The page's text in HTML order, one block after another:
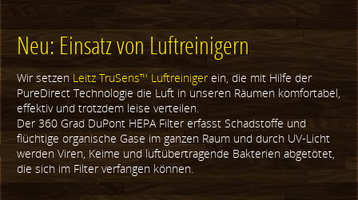
Neu: Einsatz von Luftreinigern
Wir setzen Leitz TruSens™ Luftreinigerein, die mit Hilfe der
PureDirect Technologie die Luft in unseren Räumen komfortabel,
effektiv und trotzdem leise verteilen.
Der 360 Grad DuPont HEPA Filter erfasst Schadstoffe und
flüchtige organische Gase im ganzen Raum und durch UV-Licht
werden Viren, Keime und luftübertragende Bakterien abgetötet,
die sich im Filter verfangen können.